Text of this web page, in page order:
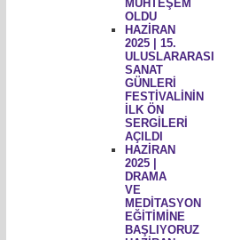
MUHTEŞEM
OLDU
HAZİRAN
2025 | 15.
ULUSLARARASI
SANAT
GÜNLERİ
FESTİVALİNİN
İLK ÖN
SERGİLERİ
AÇILDI
HAZİRAN
2025 |
DRAMA
VE
MEDİTASYON
EĞİTİMİNE
BAŞLIYORUZ